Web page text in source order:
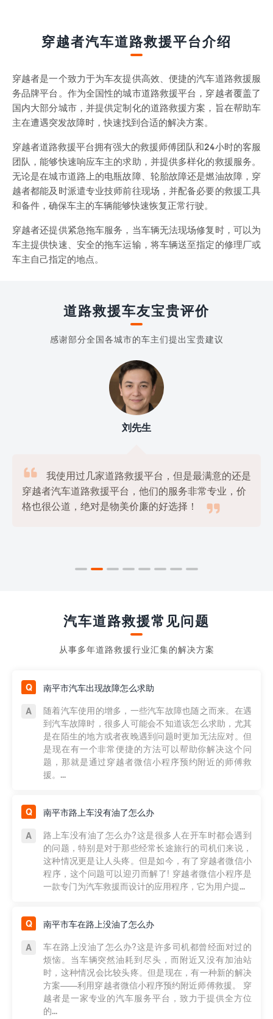
穿越者汽车道路救援平台介绍
穿越者是一个致力于为车友提供高效、便捷的汽车道路救援服
务品牌平台。作为全国性的城市道路救援平台，穿越者覆盖了
国内大部分城市，并提供定制化的道路救援方案，旨在帮助车
主在遭遇突发故障时，快速找到合适的解决方案。
穿越者道路救援平台拥有强大的救援师傅团队和24小时的客服
团队，能够快速响应车主的求助，并提供多样化的救援服务。
无论是在城市道路上的电瓶故障、轮胎故障还是燃油故障，穿
越者都能及时派遣专业技师前往现场，并配备必要的救援工具
和备件，确保车主的车辆能够快速恢复正常行驶。
穿越者还提供紧急拖车服务，当车辆无法现场修复时，可以为
车主提供快速、安全的拖车运输，将车辆送至指定的修理厂或
车主自己指定的地点。
道路救援车友宝贵评价
感谢部分全国各城市的车主们提出宝贵建议
刘先生

我使用过几家道路救援平台，但是最满意的还是
穿越者汽车道路救援平台，他们的服务非常专业，价
格也很公道，绝对是物美价廉的好选择！

汽车道路救援常见问题
从事多年道路救援行业汇集的解决方案
南平市汽车出现故障怎么求助
随着汽车使用的增多，一些汽车故障也随之而来。在遇
到汽车故障时，很多人可能会不知道该怎么求助，尤其
是在陌生的地方或者夜晚遇到问题时更加无法应对。但
是现在有一个非常便捷的方法可以帮助你解决这个问
题，那就是通过穿越者微信小程序预约附近的师傅救
援。...
南平市路上车没有油了怎么办
路上车没有油了怎么办?这是很多人在开车时都会遇到
的问题，特别是对于那些经常长途旅行的司机们来说，
这种情况更是让人头疼。但是如今，有了穿越者微信小
程序，这个问题可以迎刃而解了! 穿越者微信小程序是
一款专门为汽车救援而设计的应用程序，它为用户提...
南平市车在路上没油了怎么办
车在路上没油了怎么办?这是许多司机都曾经面对过的
烦恼。当车辆突然油耗到尽头，而附近又没有加油站
时，这种情况会比较头疼。但是现在，有一种新的解决
方案——利用穿越者微信小程序预约附近师傅救援。 穿
越者是一家专业的汽车服务平台，致力于提供全方位
的...